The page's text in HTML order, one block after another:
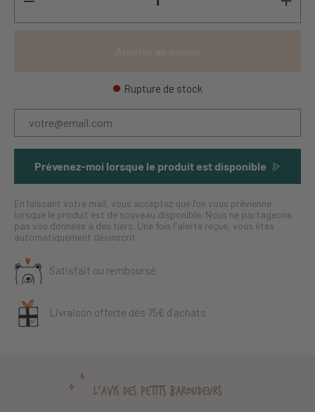
Rupture de stock
Prévenez-moi lorsque le produit est disponible
En laissant votre mail, vous acceptez que l’on vous prévienne
lorsque le produit est de nouveau disponible. Nous ne partageons
pas vos données à des tiers. Une fois l'alerte reçue, vous êtes
automatiquement désinscrit.
Satisfait ou remboursé
Livraison offerte dès 75€ d’achats
L'AVIS DES PETITS BAROUDEURS